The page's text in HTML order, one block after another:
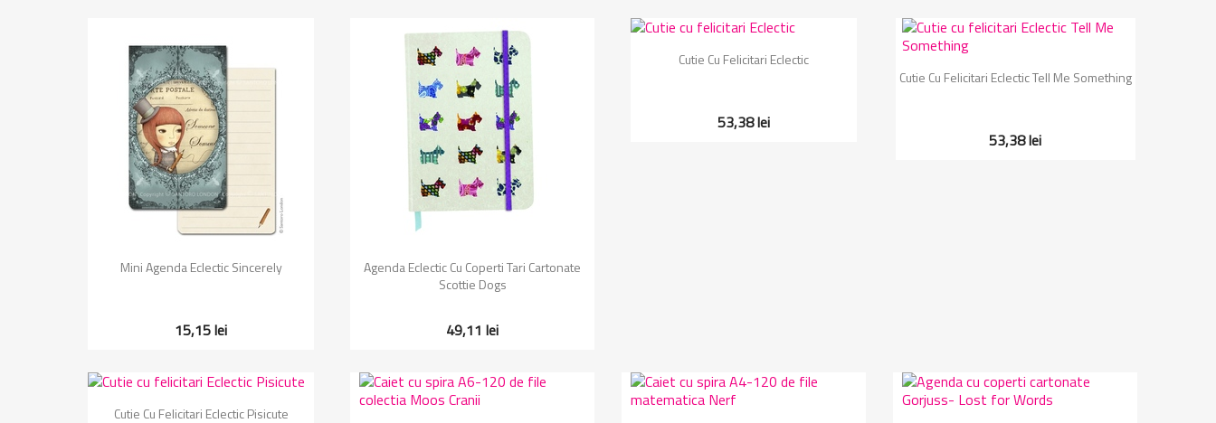
Vizualizare rapida
Mini Agenda Eclectic Sincerely
15,15 lei
Vizualizare rapida
Agenda Eclectic Cu Coperti Tari Cartonate
Scottie Dogs
49,11 lei
Vizualizare rapida
Cutie Cu Felicitari Eclectic
53,38 lei
Vizualizare rapida
Cutie Cu Felicitari Eclectic Tell Me Something
53,38 lei
 Vizualizare rapida
Cutie Cu Felicitari Eclectic Pisicute